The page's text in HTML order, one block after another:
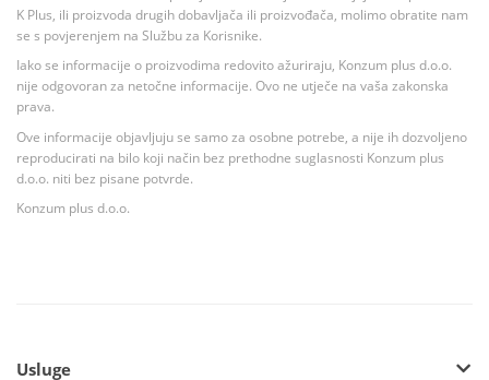
K Plus, ili proizvoda drugih dobavljača ili proizvođača, molimo obratite nam
se s povjerenjem na Službu za Korisnike.
Iako se informacije o proizvodima redovito ažuriraju, Konzum plus d.o.o.
nije odgovoran za netočne informacije. Ovo ne utječe na vaša zakonska
prava.
Ove informacije objavljuju se samo za osobne potrebe, a nije ih dozvoljeno
reproducirati na bilo koji način bez prethodne suglasnosti Konzum plus
d.o.o. niti bez pisane potvrde.
Konzum plus d.o.o.
Usluge